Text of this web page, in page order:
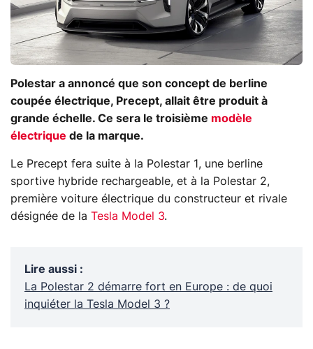
Polestar a annoncé que son concept de berline
coupée électrique, Precept, allait être produit à
grande échelle. Ce sera le troisième modèle
électrique de la marque.
Le Precept fera suite à la Polestar 1, une berline
sportive hybride rechargeable, et à la Polestar 2,
première voiture électrique du constructeur et rivale
désignée de la Tesla Model 3.
Lire aussi :
La Polestar 2 démarre fort en Europe : de quoi
inquiéter la Tesla Model 3 ?